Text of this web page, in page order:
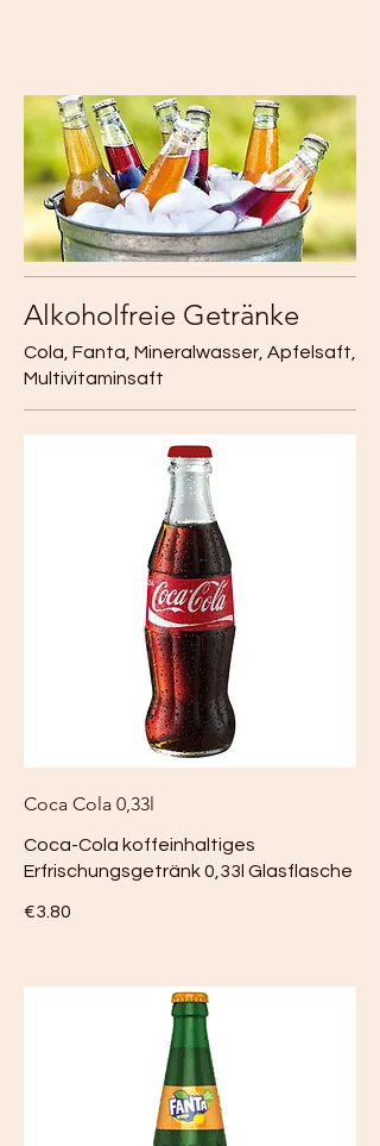
Alkoholfreie Getränke
Cola, Fanta, Mineralwasser, Apfelsaft,
Multivitaminsaft
Coca Cola 0,33l
Coca-Cola koffeinhaltiges
Erfrischungsgetränk 0,33l Glasflasche
€3.80